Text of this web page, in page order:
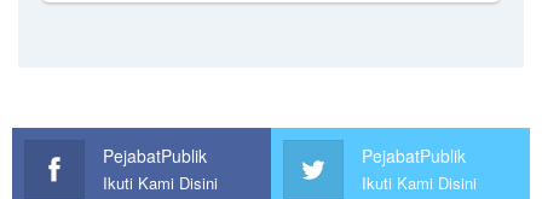
PejabatPublik
Ikuti Kami Disini
PejabatPublik
Ikuti Kami Disini